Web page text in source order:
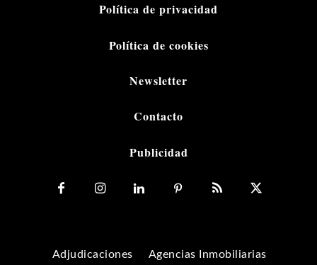
Política de privacidad
Política de cookies
Newsletter
Contacto
Publicidad
Adjudicaciones
Agencias Inmobiliarias